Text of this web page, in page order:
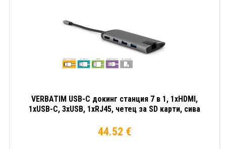
VERBATIM USB-C докинг станция 7 в 1, 1xHDMI,
1xUSB-C, 3xUSB, 1xRJ45, четец за SD карти, сива
44.52 €